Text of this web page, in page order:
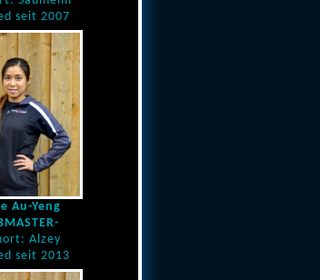
seit 2007
Au-Yeng
Alzey
seit 2013